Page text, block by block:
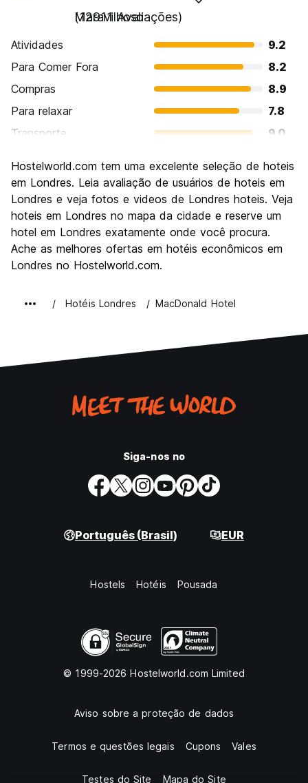
Maravilhoso
(12911 Avaliações)
Atividades
9.2
Para Comer Fora
8.2
Compras
8.9
Para relaxar
7.8
Transporte
9.0
Cultura
9.3
Festas / vida noturna
8.4
Custo-beneficio
6.6
Hostelworld.com tem uma excelente seleção de hoteis
em Londres. Leia avaliação de usuários de hoteis em
Londres e veja fotos e videos de Londres hoteis. Veja
hoteis em Londres no mapa da cidade e reserve um
hotel em Londres exatamente onde você procura.
Ache as melhores ofertas em hotéis econômicos em
Londres no Hostelworld.com.
Hotéis Londres MacDonald Hotel
Siga-nos no
Português (Brasil) EUR
Hostels Hotéis Pousada
© 1999-2026 Hostelworld.com Limited
Aviso sobre a proteção de dados
Termos e questões legais Cupons Vales
Testes do Site Mapa do Site